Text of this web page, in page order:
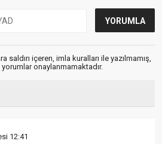
içeren, imla kuralları ile yazılmamış,
onaylanmamaktadır.
12:41